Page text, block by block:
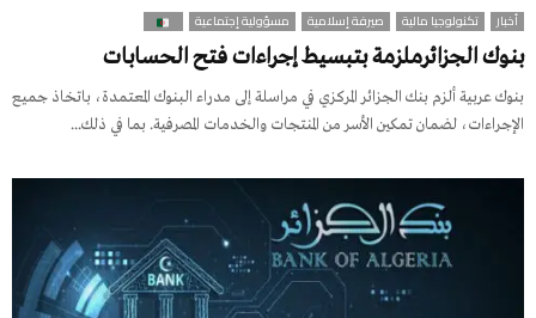
أخبار تكنولوجيا مالية صيرفة إسلامية مسؤولية إجتماعية
بنوك الجزائرملزمة بتبسيط إجراءات فتح الحسابات
بنوك عربية ألزم بنك الجزائر المركزي في مراسلة إلى مدراء البنوك المعتمدة، باتخاذ جميع
الإجراءات، لضمان تمكين الأسر من المنتجات والخدمات المصرفية. بما في ذلك...